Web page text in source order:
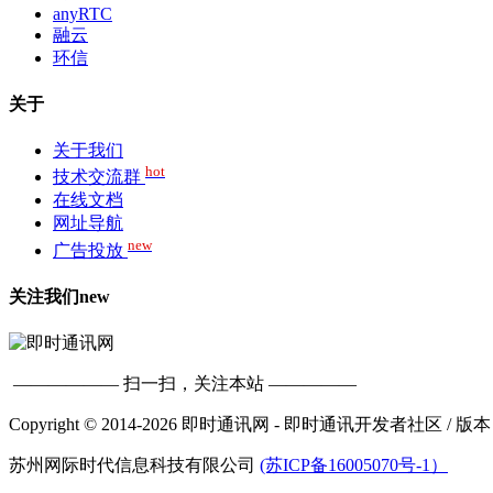
anyRTC
融云
环信
关于
关于我们
技术交流群 hot
在线文档
网址导航
广告投放 new
关注我们new
—————— 扫一扫，关注本站 —————
Copyright © 2014-2026 即时通讯网 - 即时通讯开发者社区 / 版
苏州网际时代信息科技有限公司 (苏ICP备16005070号-1）